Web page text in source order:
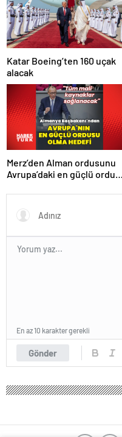
Katar Boeing’ten 160 uçak
alacak
Merz’den Alman ordusunu
Avrupa’daki en güçlü ordu
Gönder
En az 10 karakter gerekli